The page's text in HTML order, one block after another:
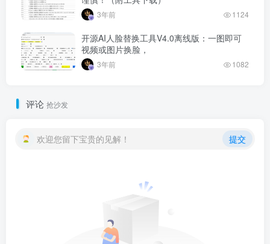
3年前 1124
开源AI人脸替换工具V4.0离线版：一图即可
视频或图片换脸，
3年前 1082
评论 抢沙发
欢迎您留下宝贵的见解！ 提交